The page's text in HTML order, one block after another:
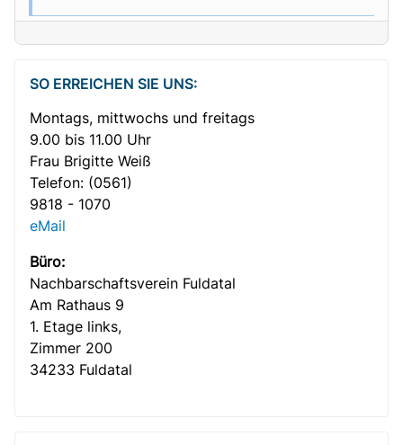
SO ERREICHEN SIE UNS:
Montags, mittwochs und freitags
9.00 bis 11.00 Uhr
Frau Brigitte Weiß
Telefon: (0561)
9818 - 1070
eMail
Büro:
Nachbar­­schafts­verein Fuldatal
Am Rathaus 9
1. Etage links,
Zimmer 200
34233 Fuldatal